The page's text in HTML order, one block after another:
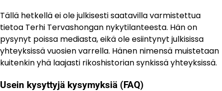
Tällä hetkellä ei ole julkisesti saatavilla varmistettua
tietoa Terhi Tervashongan nykytilanteesta. Hän on
pysynyt poissa mediasta, eikä ole esiintynyt julkisissa
yhteyksissä vuosien varrella. Hänen nimensä muistetaan
kuitenkin yhä laajasti rikoshistorian synkissä yhteyksissä.
Usein kysyttyjä kysymyksiä (FAQ)